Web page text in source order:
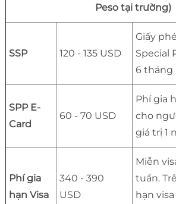
Peso tại trường)
SSP 120 - 135 USD
Giấy
Special
6 tháng
SPP E-
Card
60 - 70 USD
Phí gia
cho
giá trị 1
Phí gia
hạn Visa
340 - 390
USD
Miễn
tuần.
hạn